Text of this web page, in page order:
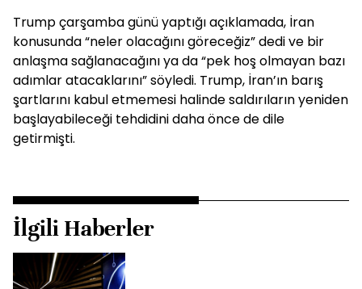
Trump çarşamba günü yaptığı açıklamada, İran
konusunda “neler olacağını göreceğiz” dedi ve bir
anlaşma sağlanacağını ya da “pek hoş olmayan bazı
adımlar atacaklarını” söyledi. Trump, İran’ın barış
şartlarını kabul etmemesi halinde saldırıların yeniden
başlayabileceği tehdidini daha önce de dile
getirmişti.
İlgili Haberler